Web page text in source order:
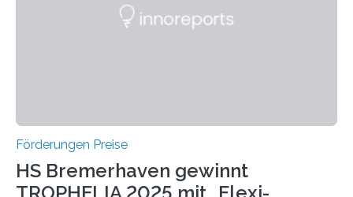
Foundation, des BIAL Award in Biomedicine ist in
Förderungen Preise
HS Bremerhaven gewinnt
TROPHELIA 2025 mit „Flexi-